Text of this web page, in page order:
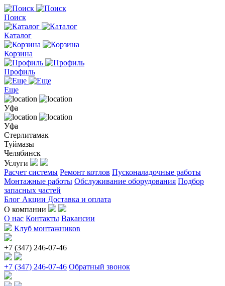
Поиск
Каталог
Корзина
Профиль
Еще
Уфа
Уфа
Стерлитамак
Туймазы
Челябинск
Услуги
Расчет системы Ремонт котлов Пусконаладочные работы
Монтажные работы Обслуживание оборудования Подбор
запасных частей
Блог Акции Доставка и оплата
О компании
О нас Контакты Вакансии
Клуб монтажников
+7 (347) 246-07-46
+7 (347) 246-07-46 Обратный звонок